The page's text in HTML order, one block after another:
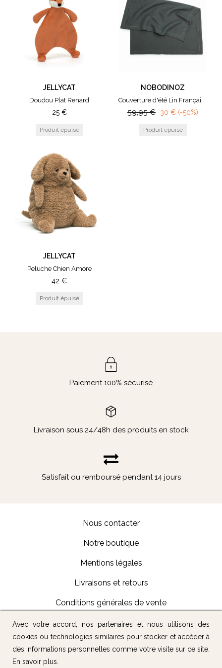
JELLYCAT
Doudou Plat Renard
25 €
NOBODINOZ
Couverture d'été Lin Français Green Blue
59,95 € 30 € (-50%)
JELLYCAT
Peluche Chien Amore
42 €
Paiement 100% sécurisé
Livraison sous 24/48h des produits en stock
Satisfait ou remboursé pendant 14 jours
Nous contacter
Notre boutique
Mentions légales
Livraisons et retours
Conditions générales de vente
Suivez-nous :
Avec votre accord, nos partenaires et nous utilisons des
cookies ou technologies similaires pour stocker et accéder à
des informations personnelles comme votre visite sur ce site.
En savoir plus